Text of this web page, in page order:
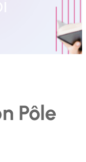
Pôle